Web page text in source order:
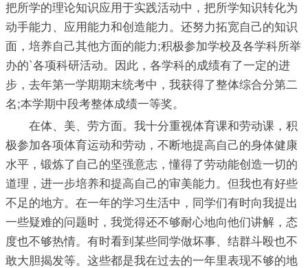
把所学的理论知识应用于实践活动中，把所学知识转化为
动手能力、应用能力和创造能力。还努力拓宽自己的知识
面，培养自己其他方面的能力;积极参加学校及各学科所举
办的`各项科研活动。因此，各学科的成绩有了一定的进
步，去年第一学期期末统考中，我获得了整体综合分第二
名;本学期中段考整体成绩一等奖。
在体、美、劳方面。我十分重视体育课和劳动课，积
极参加各项体育运动和劳动，不断地提高自己的身体健康
水平，锻炼了自己的坚强意志，懂得了劳动能创造一切的
道理，进一步培养和提高自己的审美能力。但我也有好些
不足的地方。在一年的学习生活中，同学们有时向我提出
一些疑难的问题时，我觉得还不够耐心地向他们讲解，态
度也不够热情。有时看到某些同学做坏事、结群斗殴也不
敢大胆揭发等。这些都是我在过去的一年里表现不够的地